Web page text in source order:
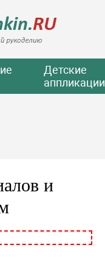
Детские
аппликации
и